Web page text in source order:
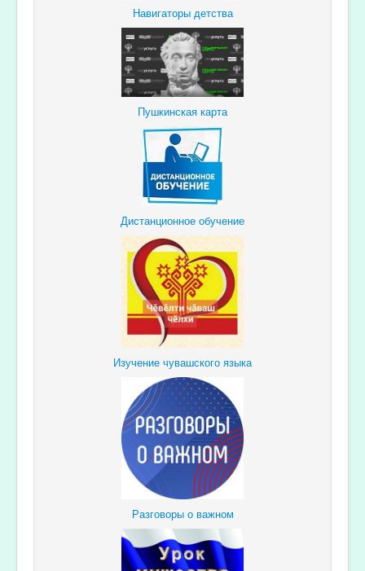
Навигаторы детства
Пушкинская карта
Дистанционное обучение
Изучение чувашского языка
Разговоры о важном